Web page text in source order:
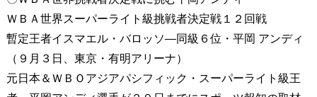
ＷＢＡ世界スーパーライト級挑戦者決定戦１２回戦
暫定王者イスマエル・バロッソ―同級６位・平岡 アンディ
（９月３日、東京・有明アリーナ）
元日本＆ＷＢＯアジアパシフィック・スーパーライト級王